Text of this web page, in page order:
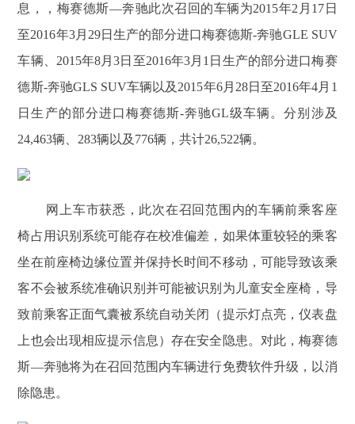
息，，梅赛德斯—奔驰此次召回的车辆为2015年2月17日
至2016年3月29日生产的部分进口梅赛德斯-奔驰GLE SUV
车辆、2015年8月3日至2016年3月1日生产的部分进口梅赛
德斯-奔驰GLS SUV车辆以及2015年6月28日至2016年4月1
日生产的部分进口梅赛德斯-奔驰GL级车辆。分别涉及
24,463辆、283辆以及776辆，共计26,522辆。
网上车市获悉，此次在召回范围内的车辆前乘客座
椅占用识别系统可能存在校准偏差，如果体重较轻的乘客
坐在前座椅边缘位置并保持长时间不移动，可能导致该乘
客不会被系统准确识别并可能被识别为儿童安全座椅，导
致前乘客正面气囊被系统自动关闭（提示灯点亮，仪表盘
上也会出现相应提示信息）存在安全隐患。对此，梅赛德
斯—奔驰将为在召回范围内车辆进行免费软件升级，以消
除隐患。